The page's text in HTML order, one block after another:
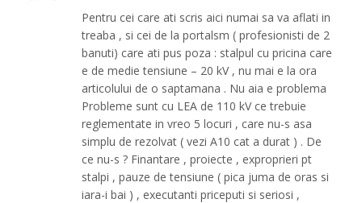
Pentru cei care ati scris aici numai sa va aflati in
treaba , si cei de la portalsm ( profesionisti de 2
banuti) care ati pus poza : stalpul cu pricina care
e de medie tensiune – 20 kV , nu mai e la ora
articolului de o saptamana . Nu aia e problema
Probleme sunt cu LEA de 110 kV ce trebuie
reglementate in vreo 5 locuri , care nu-s asa
simplu de rezolvat ( vezi A10 cat a durat ) . De
ce nu-s ? Finantare , proiecte , exproprieri pt
stalpi , pauze de tensiune ( pica juma de oras si
iara-i bai ) , executanti priceputi si seriosi ,